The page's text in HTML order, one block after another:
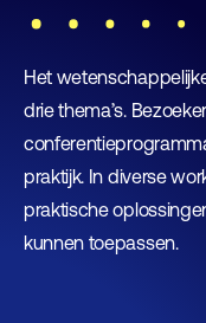
Het
drie thema’s.
praktijk. In diverse
praktische
kunnen toepassen.